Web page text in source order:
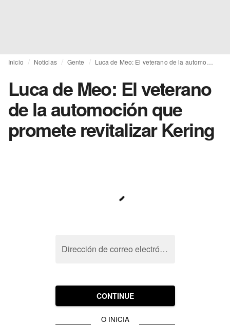
Inicio Noticias Gente
Luca de Meo: El veterano
de la automoción que
promete revitalizar Kering
Dirección de correo electrónico
CONTINUE
O INICIA